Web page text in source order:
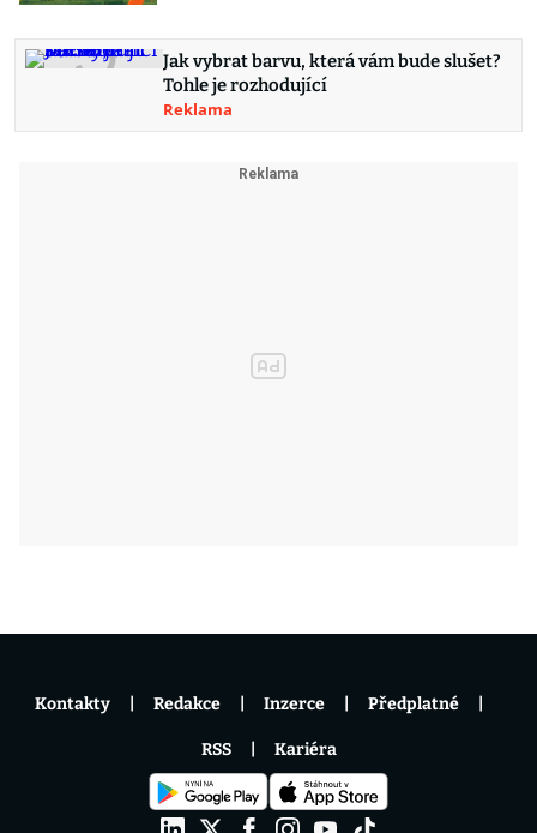
Jak vybrat barvu, která vám bude slušet?
Tohle je rozhodující
Reklama
Kontakty Redakce Inzerce Předplatné
RSS Kariéra